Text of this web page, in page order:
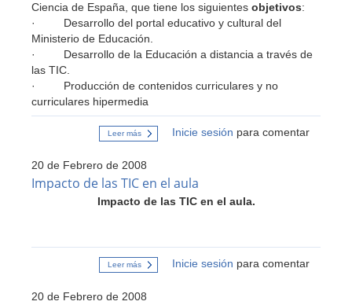
Ciencia de España, que tiene los siguientes objetivos:
· Desarrollo del portal educativo y cultural del
Ministerio de Educación.
· Desarrollo de la Educación a distancia a través de
las TIC.
· Producción de contenidos curriculares y no
curriculares hipermedia
Leer más sobre
Centro
de
Información
y
Comunicación
Inicie sesión para comentar
20 de Febrero de 2008
Impacto de las TIC en el aula
Impacto de las TIC en el aula.
Leer más sobre
Impacto
las
Inicie sesión para comentar
20 de Febrero de 2008